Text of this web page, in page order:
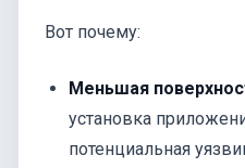
Вот почему:
Меньшая
установка
потенциальная